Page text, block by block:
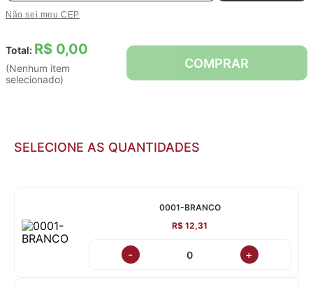
Não sei meu CEP
Total: R$ 0,00
(Nenhum item
selecionado)
COMPRAR
SELECIONE AS QUANTIDADES
0001-BRANCO
R$ 12,31
- +